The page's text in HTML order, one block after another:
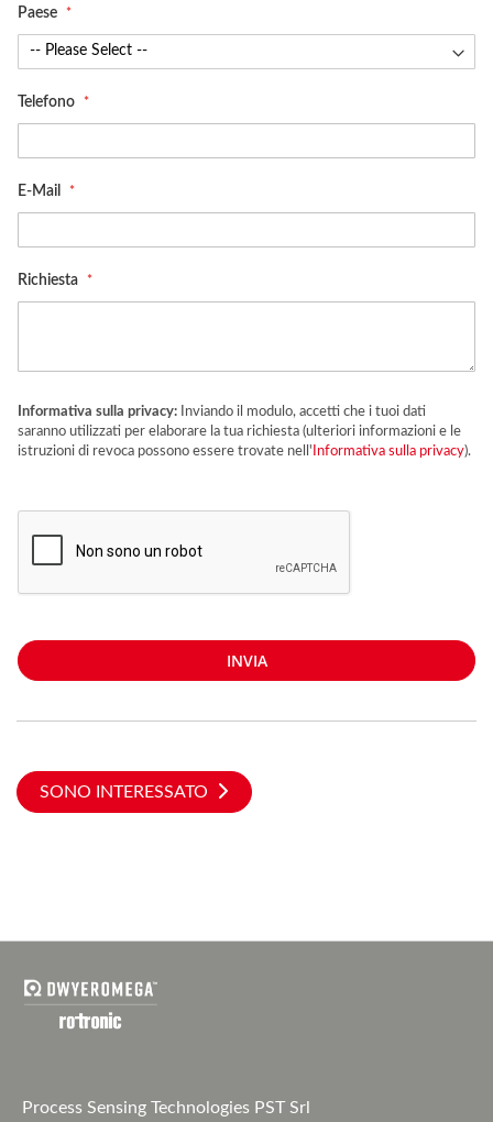
Paese
Telefono
E-Mail
Richiesta
Informativa sulla privacy:
saranno utilizzati per elaborare la tua richiesta (ulteriori informazioni e le
istruzioni di revoca possono essere trovate nell' Informativa sulla privacy).
INVIA
SONO INTERESSATO
Process Sensing Technologies PST Srl